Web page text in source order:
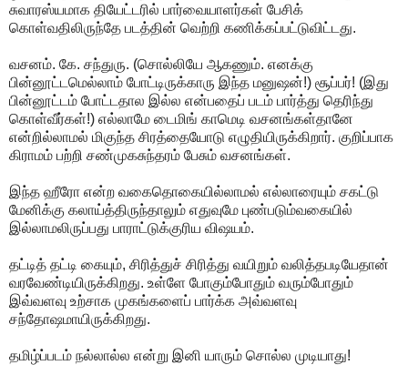
சுவாரஸ்யமாக தியேட்டரில் பார்வையாளர்கள் பேசிக்
கொள்வதிலிருந்தே படத்தின் வெற்றி கணிக்கப்பட்டுவிட்டது.
வசனம். கே. சந்துரு. (சொல்லியே ஆகணும். எனக்கு
பின்னூட்டமெல்லாம் போட்டிருக்காரு இந்த மனுஷன்!) சூப்பர்! (இது
பின்னூட்டம் போட்டதால இல்ல என்பதைப் படம் பார்த்து தெரிந்து
கொள்வீர்கள்!) எல்லாமே டைமிங் காமெடி வசனங்கள்தானே
என்றில்லாமல் மிகுந்த சிரத்தையோடு எழுதியிருக்கிறார். குறிப்பாக
கிராமம் பற்றி சண்முகசுந்தரம் பேசும் வசனங்கள்.
இந்த ஹீரோ என்ற வகைதொகையில்லாமல் எல்லாரையும் சகட்டு
மேனிக்கு கலாய்த்திருந்தாலும் எதுவுமே புண்படும்வகையில்
இல்லாமலிருப்பது பாராட்டுக்குரிய விஷயம்.
தட்டித் தட்டி கையும், சிரித்துச் சிரித்து வயிறும் வலித்தபடியேதான்
வரவேண்டியிருக்கிறது. உள்ளே போகும்போதும் வரும்போதும்
இவ்வளவு உற்சாக முகங்களைப் பார்க்க அவ்வளவு
சந்தோஷமாயிருக்கிறது.
தமிழ்ப்படம் நல்லால்ல என்று இனி யாரும் சொல்ல முடியாது!